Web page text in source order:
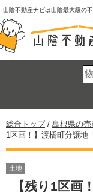
このページの本文へ
山陰不動産ナビは山陰最大級の
現
在
の
置：
総合トップ/ 島根県の
1区画！】渡橋町分譲地
土地
【残り1区画